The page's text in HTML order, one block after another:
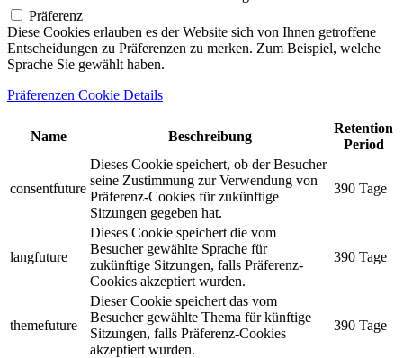
Präferenz
Diese Cookies erlauben es der Website sich von Ihnen getroffene
Entscheidungen zu Präferenzen zu merken. Zum Beispiel, welche
Sprache Sie gewählt haben.
Präferenzen Cookie Details
Name Beschreibung
Retention
Period
consentfuture
Dieses Cookie speichert, ob der Besucher
seine Zustimmung zur Verwendung von
Präferenz-Cookies für zukünftige
Sitzungen gegeben hat.
390 Tage
langfuture
Dieses Cookie speichert die vom
Besucher gewählte Sprache für
zukünftige Sitzungen, falls Präferenz-
Cookies akzeptiert wurden.
390 Tage
themefuture
Dieser Cookie speichert das vom
Besucher gewählte Thema für künftige
Sitzungen, falls Präferenz-Cookies
akzeptiert wurden.
390 Tage